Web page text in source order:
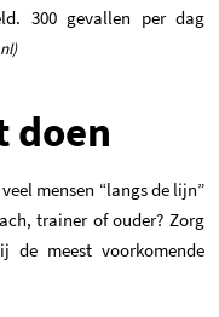
300 gevallen per dag
doen
mensen “langs de lijn”
trainer of ouder? Zorg
meest voorkomende